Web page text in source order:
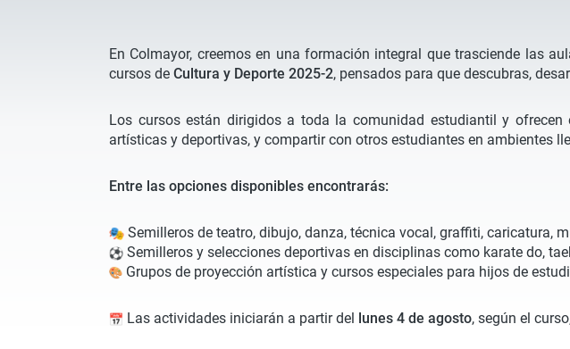
En Colmayor, creemos en una formación integral que trasciende las
cursos de Cultura y Deporte 2025-2, pensados para que descubras,
Los cursos están dirigidos a toda la comunidad estudiantil y
artísticas y deportivas, y compartir con otros estudiantes en ambientes
Entre las opciones disponibles encontrarás:
Semilleros de teatro, dibujo, danza, técnica vocal, graffiti, caricatura,
Semilleros y selecciones deportivas en disciplinas como karate do,
Grupos de proyección artística y cursos especiales para hijos de
Las actividades iniciarán a partir del lunes 4 de agosto, según el